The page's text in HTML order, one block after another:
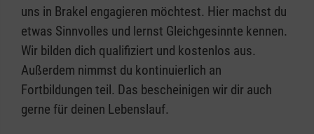
uns in Brakel engagieren möchtest. Hier machst du
etwas Sinnvolles und lernst Gleichgesinnte kennen.
Wir bilden dich qualifiziert und kostenlos aus.
Außerdem nimmst du kontinuierlich an
Fortbildungen teil. Das bescheinigen wir dir auch
gerne für deinen Lebenslauf.